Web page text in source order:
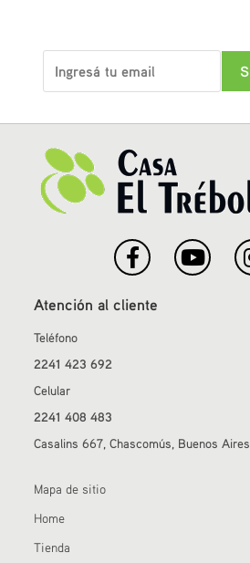
Atención al cliente
Teléfono
2241 423 692
Celular
2241 408 483
Casalins 667, Chascomús, Buenos Aires
Mapa de sitio
Home
Tienda